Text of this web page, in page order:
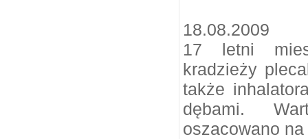
18.08.2009
17 letni
kradzieży
także
dębami.
oszacowano na